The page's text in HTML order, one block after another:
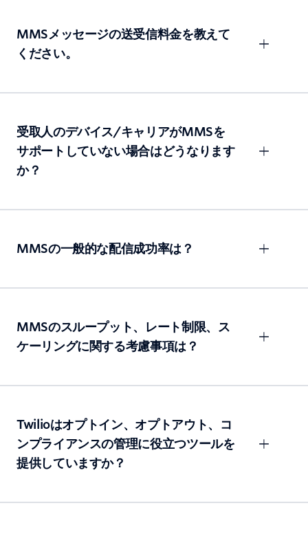
MMSメッセージの送受信料金を教えて
ください。
受取人のデバイス/キャリアがMMSを
サポートしていない場合はどうなります
か？
MMSの一般的な配信成功率は？
MMSのスループット、レート制限、ス
ケーリングに関する考慮事項は？
Twilioはオプトイン、オプトアウト、コ
ンプライアンスの管理に役立つツールを
提供していますか？